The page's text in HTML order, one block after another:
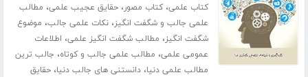
کتاب علمی،کتاب مصور،حقایق عجیب علمی، مطالب
علمی جالب و شگفت انگیز،نکات علمی جالب، موضوع
شگفت انگیز، مطالب شگفت انگیز علمی، اطلاعات
عمومی علمی، مطالب علمی جالب و کوتاه، جالب ترین
مطالب علمی دنیا،دانستنی های جالب دنیا،حقایق